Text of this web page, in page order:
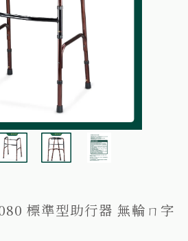
標準型助行器 無輪ㄇ字